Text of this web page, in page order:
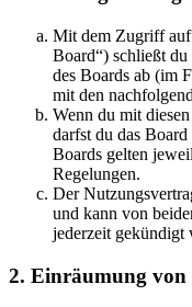
Mit dem Zugriff
Board“) schließt
des Boards ab (im
mit den
Wenn du mit
darfst du das
Boards gelten
Regelungen.
Der
und kann von
jederzeit gekündigt
2. Einräumung von